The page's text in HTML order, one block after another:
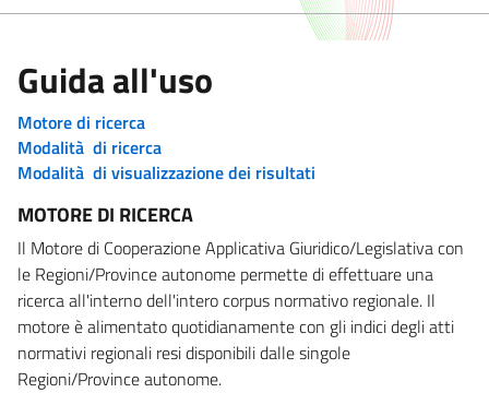
Guida all'uso
Motore di ricerca
Modalità di ricerca
Modalità di visualizzazione dei risultati
MOTORE DI RICERCA
Il Motore di Cooperazione Applicativa Giuridico/Legislativa con
le Regioni/Province autonome permette di effettuare una
ricerca all'interno dell'intero corpus normativo regionale. Il
motore è alimentato quotidianamente con gli indici degli atti
normativi regionali resi disponibili dalle singole
Regioni/Province autonome.